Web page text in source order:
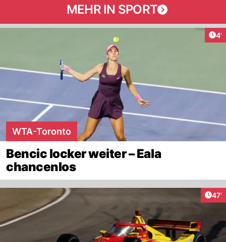
MEHR IN SPORT
4'
WTA-Toronto
Bencic locker weiter – Eala
chancenlos
47'